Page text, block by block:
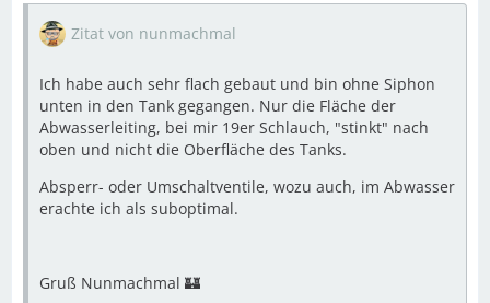
Zitat von nunmachmal
Ich habe auch sehr flach gebaut und bin ohne Siphon
unten in den Tank gegangen. Nur die Fläche der
Abwasserleiting, bei mir 19er Schlauch, "stinkt" nach
oben und nicht die Oberfläche des Tanks.
Absperr- oder Umschaltventile, wozu auch, im Abwasser
erachte ich als suboptimal.
Gruß Nunmachmal 🏰